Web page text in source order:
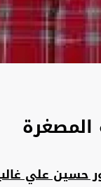
حسين علي